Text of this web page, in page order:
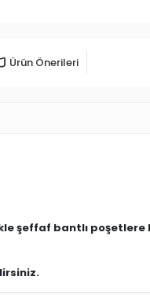
Ürün Önerileri
şeffaf bantlı